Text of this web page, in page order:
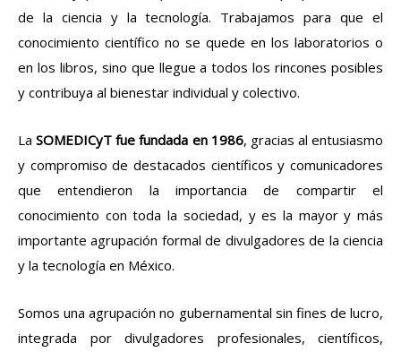
de la ciencia y la tecnología. Trabajamos para que el
conocimiento científico no se quede en los laboratorios o
en los libros, sino que llegue a todos los rincones posibles
y contribuya al bienestar individual y colectivo.
LaSOMEDICyT fue fundada en 1986, gracias al entusiasmo
y compromiso de destacados científicos y comunicadores
que entendieron la importancia de compartir el
conocimiento con toda la sociedad, y es la mayor y más
importante agrupación formal de divulgadores de la ciencia
y la tecnología en México.
Somos una agrupación no gubernamental sin fines de lucro,
integrada por divulgadores profesionales, científicos,